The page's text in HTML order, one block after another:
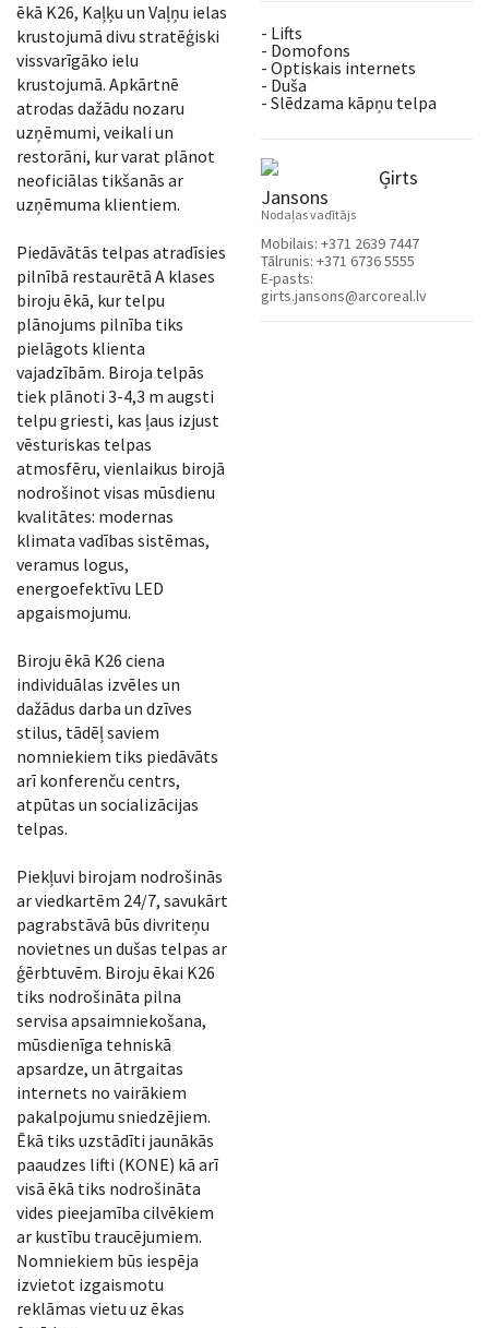
ēkā K26, Kaļķu un Vaļņu ielas
krustojumā divu stratēģiski
vissvarīgāko ielu
krustojumā. Apkārtnē
atrodas dažādu nozaru
uzņēmumi, veikali un
restorāni, kur varat plānot
neoficiālas tikšanās ar
uzņēmuma klientiem.
Piedāvātās telpas atradīsies
pilnībā restaurētā A klases
biroju ēkā, kur telpu
plānojums pilnība tiks
pielāgots klienta
vajadzībām. Biroja telpās
tiek plānoti 3-4,3 m augsti
telpu griesti, kas ļaus izjust
vēsturiskas telpas
atmosfēru, vienlaikus birojā
nodrošinot visas mūsdienu
kvalitātes: modernas
klimata vadības sistēmas,
veramus logus,
energoefektīvu LED
apgaismojumu.
Biroju ēkā K26 ciena
individuālas izvēles un
dažādus darba un dzīves
stilus, tādēļ saviem
nomniekiem tiks piedāvāts
arī konferenču centrs,
atpūtas un socializācijas
telpas.
Piekļuvi birojam nodrošinās
ar viedkartēm 24/7, savukārt
pagrabstāvā būs divriteņu
novietnes un dušas telpas ar
ģērbtuvēm. Biroju ēkai K26
tiks nodrošināta pilna
servisa apsaimniekošana,
mūsdienīga tehniskā
apsardze, un ātrgaitas
internets no vairākiem
pakalpojumu sniedzējiem.
Ēkā tiks uzstādīti jaunākās
paaudzes lifti (KONE) kā arī
visā ēkā tiks nodrošināta
vides pieejamība cilvēkiem
ar kustību traucējumiem.
Nomniekiem būs iespēja
izvietot izgaismotu
reklāmas vietu uz ēkas
- Lifts
- Domofons
- Optiskais internets
- Duša
- Slēdzama kāpņu telpa
Ģirts
Jansons
Nodaļas vadītājs
Mobilais: +371 2639 7447
Tālrunis: +371 6736 5555
E-pasts:
girts.jansons@arcoreal.lv